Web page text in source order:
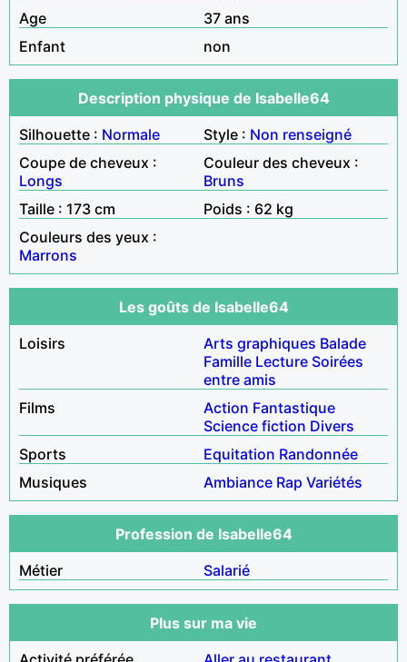
Age
37 ans
Enfant
non
Description physique de Isabelle64
Silhouette : Normale Style : Non renseigné
Coupe de cheveux :
Longs
Couleur des cheveux :
Bruns
Taille : 173 cm
Poids : 62 kg
Couleurs des yeux :
Marrons
Les goûts de Isabelle64
Loisirs
Arts graphiques Balade
Famille Lecture Soirées
entre amis
Films
Action Fantastique
Science fiction Divers
Sports
Equitation Randonnée
Musiques
Ambiance Rap Variétés
Profession de Isabelle64
Métier
Salarié
Plus sur ma vie